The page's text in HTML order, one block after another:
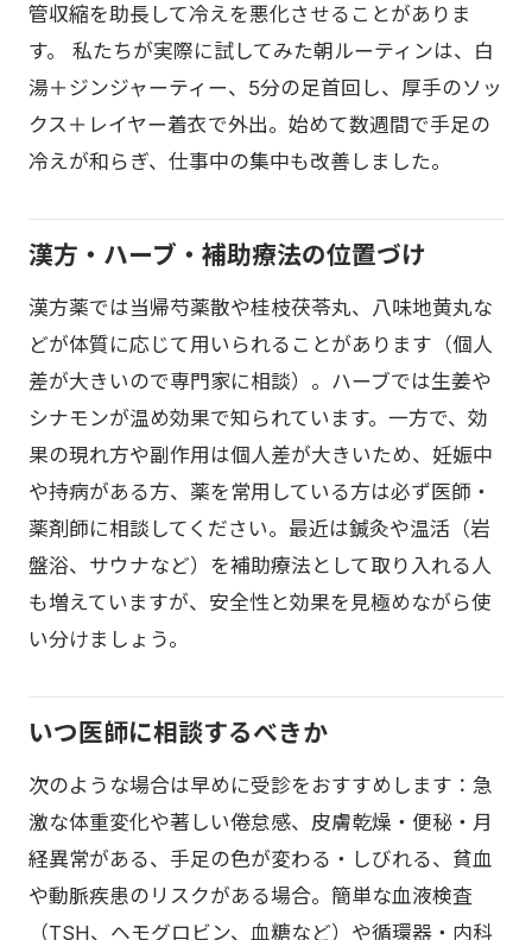
管収縮を助長して冷えを悪化させることがありま
す。 私たちが実際に試してみた朝ルーティンは、白
湯＋ジンジャーティー、5分の足首回し、厚手のソッ
クス＋レイヤー着衣で外出。始めて数週間で手足の
冷えが和らぎ、仕事中の集中も改善しました。
漢方・ハーブ・補助療法の位置づけ
漢方薬では当帰芍薬散や桂枝茯苓丸、八味地黄丸な
どが体質に応じて用いられることがあります（個人
差が大きいので専門家に相談）。ハーブでは生姜や
シナモンが温め効果で知られています。一方で、効
果の現れ方や副作用は個人差が大きいため、妊娠中
や持病がある方、薬を常用している方は必ず医師・
薬剤師に相談してください。最近は鍼灸や温活（岩
盤浴、サウナなど）を補助療法として取り入れる人
も増えていますが、安全性と効果を見極めながら使
い分けましょう。
いつ医師に相談するべきか
次のような場合は早めに受診をおすすめします：急
激な体重変化や著しい倦怠感、皮膚乾燥・便秘・月
経異常がある、手足の色が変わる・しびれる、貧血
や動脈疾患のリスクがある場合。簡単な血液検査
（TSH、ヘモグロビン、血糖など）や循環器・内科